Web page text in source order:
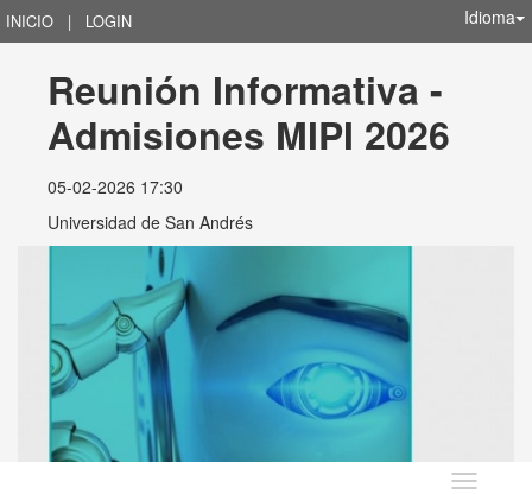
INICIO | LOGIN Idioma
Reunión Informativa -
Admisiones MIPI 2026
05-02-2026 17:30
Universidad de San Andrés
Idioma